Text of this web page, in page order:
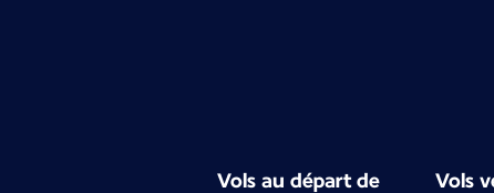
Vols au départ de
Vols